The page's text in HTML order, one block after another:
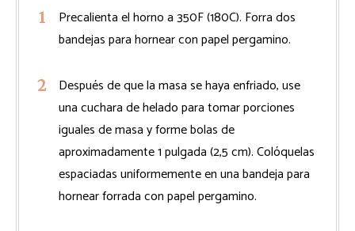
Precalienta el horno a 350F (180C). Forra dos
bandejas para hornear con papel pergamino.
Después de que la masa se haya enfriado, use
una cuchara de helado para tomar porciones
iguales de masa y forme bolas de
aproximadamente 1 pulgada (2,5 cm). Colóquelas
espaciadas uniformemente en una bandeja para
hornear forrada con papel pergamino.